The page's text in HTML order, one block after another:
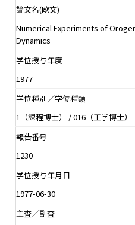
論文名(欧文)
Numerical Experiments of
Dynamics
学位授与年度
1977
学位種別／学位種類
1（課程博士） / 016（工学博士）
報告番号
1230
学位授与年月日
1977-06-30
主査／副査